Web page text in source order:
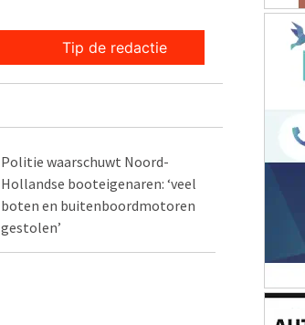
Tip de redactie
Politie waarschuwt Noord-
Hollandse booteigenaren: ‘veel
boten en buitenboordmotoren
gestolen’